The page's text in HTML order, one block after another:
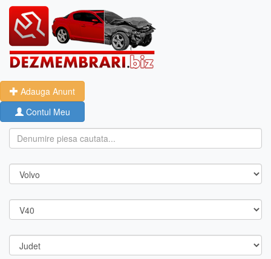
Adauga Anunt
Contul Meu